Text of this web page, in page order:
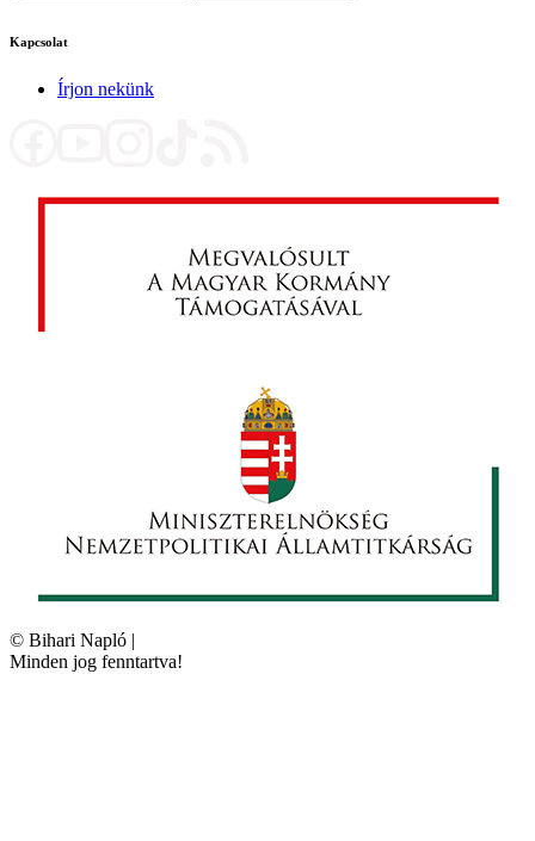
Kapcsolat
Írjon nekünk
© Bihari Napló |
Minden jog fenntartva!